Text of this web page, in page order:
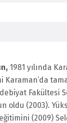
1981 yılında
Fakültesi
oldu (2003).
(2009)